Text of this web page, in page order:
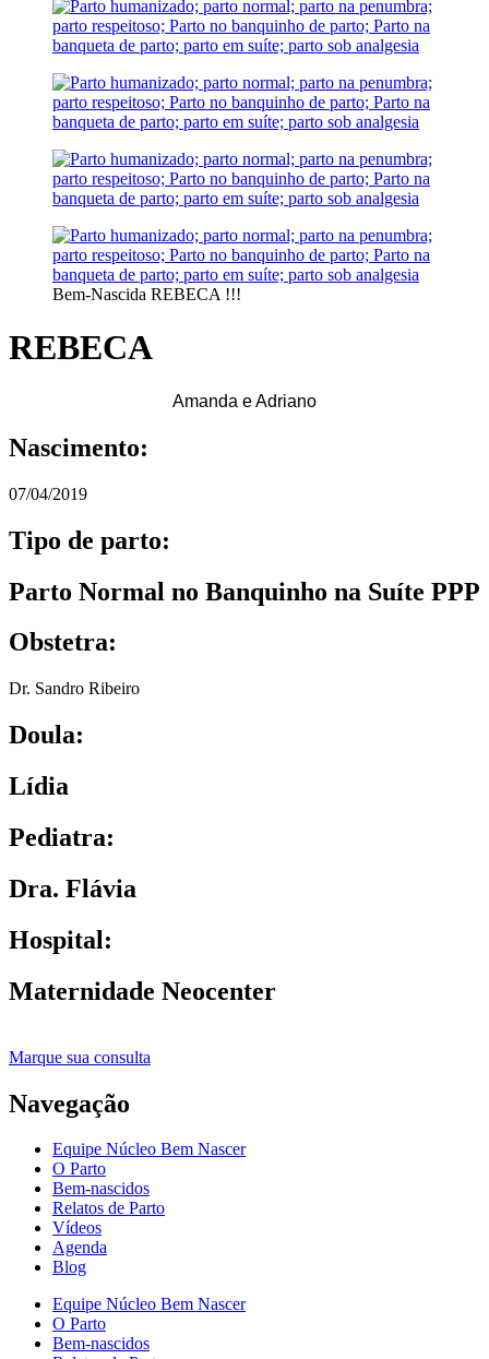
Bem-Nascida REBECA !!!
REBECA
Amanda e Adriano
Nascimento:
07/04/2019
Tipo de parto:
Parto Normal no Banquinho na Suíte PPP
Obstetra:
Dr. Sandro Ribeiro
Doula:
Lídia
Pediatra:
Dra. Flávia
Hospital:
Maternidade Neocenter
Marque sua consulta
Navegação
Equipe Núcleo Bem Nascer
O Parto
Bem-nascidos
Relatos de Parto
Vídeos
Agenda
Blog
Equipe Núcleo Bem Nascer
O Parto
Bem-nascidos